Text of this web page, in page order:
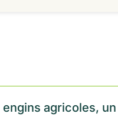
agricoles,